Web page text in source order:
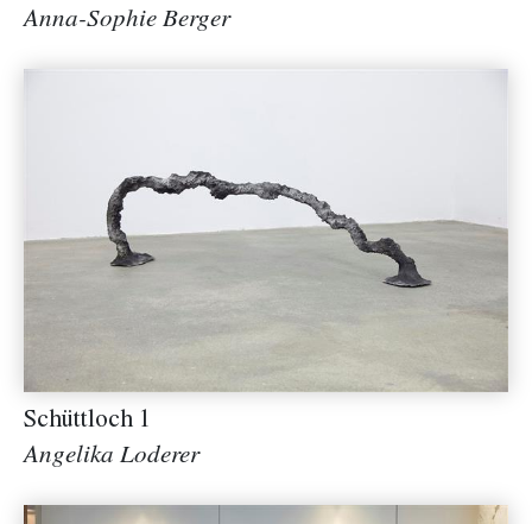
Anna-Sophie Berger
Schüttloch 1
Angelika Loderer